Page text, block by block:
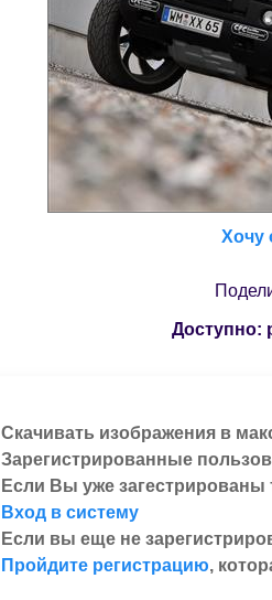
Хочу
Доступно:
Скачивать изображения в
Зарегистрированные
Если Вы уже загестрированы
Вход в систему
Если вы еще не
Пройдите регистрацию,